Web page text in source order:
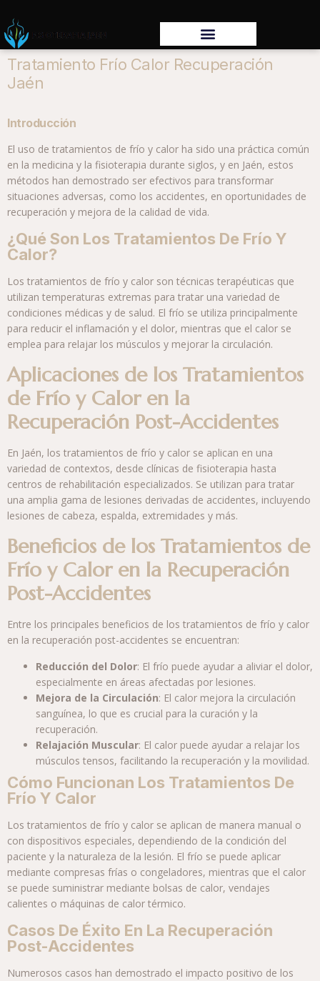
Tratamiento Frío Calor Recuperación
Jaén
Introducción
El uso de tratamientos de frío y calor ha sido una práctica común
en la medicina y la fisioterapia durante siglos, y en Jaén, estos
métodos han demostrado ser efectivos para transformar
situaciones adversas, como los accidentes, en oportunidades de
recuperación y mejora de la calidad de vida.
¿Qué Son Los Tratamientos De Frío Y
Calor?
Los tratamientos de frío y calor son técnicas terapéuticas que
utilizan temperaturas extremas para tratar una variedad de
condiciones médicas y de salud. El frío se utiliza principalmente
para reducir el inflamación y el dolor, mientras que el calor se
emplea para relajar los músculos y mejorar la circulación.
Aplicaciones de los Tratamientos
de Frío y Calor en la
Recuperación Post-Accidentes
En Jaén, los tratamientos de frío y calor se aplican en una
variedad de contextos, desde clínicas de fisioterapia hasta
centros de rehabilitación especializados. Se utilizan para tratar
una amplia gama de lesiones derivadas de accidentes, incluyendo
lesiones de cabeza, espalda, extremidades y más.
Beneficios de los Tratamientos de
Frío y Calor en la Recuperación
Post-Accidentes
Entre los principales beneficios de los tratamientos de frío y calor
en la recuperación post-accidentes se encuentran:
Reducción del Dolor: El frío puede ayudar a aliviar el dolor,
especialmente en áreas afectadas por lesiones.
Mejora de la Circulación: El calor mejora la circulación
sanguínea, lo que es crucial para la curación y la
recuperación.
Relajación Muscular: El calor puede ayudar a relajar los
músculos tensos, facilitando la recuperación y la movilidad.
Cómo Funcionan Los Tratamientos De
Frío Y Calor
Los tratamientos de frío y calor se aplican de manera manual o
con dispositivos especiales, dependiendo de la condición del
paciente y la naturaleza de la lesión. El frío se puede aplicar
mediante compresas frías o congeladores, mientras que el calor
se puede suministrar mediante bolsas de calor, vendajes
calientes o máquinas de calor térmico.
Casos De Éxito En La Recuperación
Post-Accidentes
Numerosos casos han demostrado el impacto positivo de los